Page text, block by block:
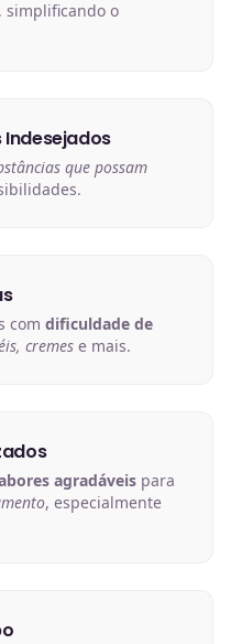
, simplificando o
Indesejados
que possam
com dificuldade de
cremes e mais.
agradáveis para
, especialmente